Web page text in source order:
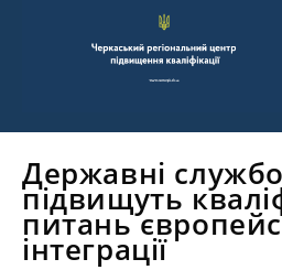
Державні
підвищуть
питань
інтеграції